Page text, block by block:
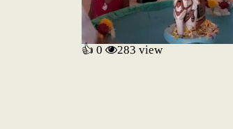
👍 0 283 view